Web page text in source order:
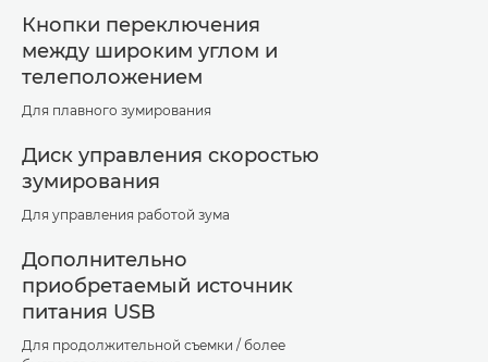
Кнопки переключения
между широким углом и
телеположением
Для плавного зумирования
Диск управления скоростью
зумирования
Для управления работой зума
Дополнительно
приобретаемый источник
питания USB
Для продолжительной съемки / более